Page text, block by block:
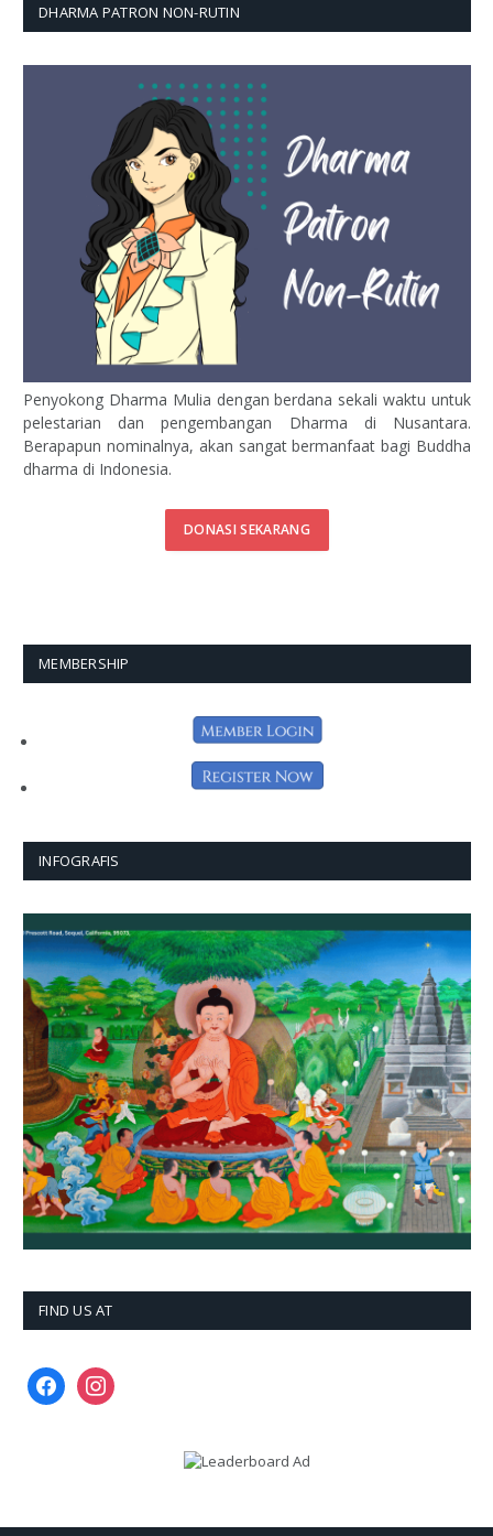
DHARMA PATRON NON-RUTIN
Penyokong Dharma Mulia dengan berdana sekali waktu untuk
pelestarian dan pengembangan Dharma di Nusantara.
Berapapun nominalnya, akan sangat bermanfaat bagi Buddha
dharma di Indonesia.
DONASI SEKARANG
MEMBERSHIP
INFOGRAFIS
FIND US AT
facebookinstagram